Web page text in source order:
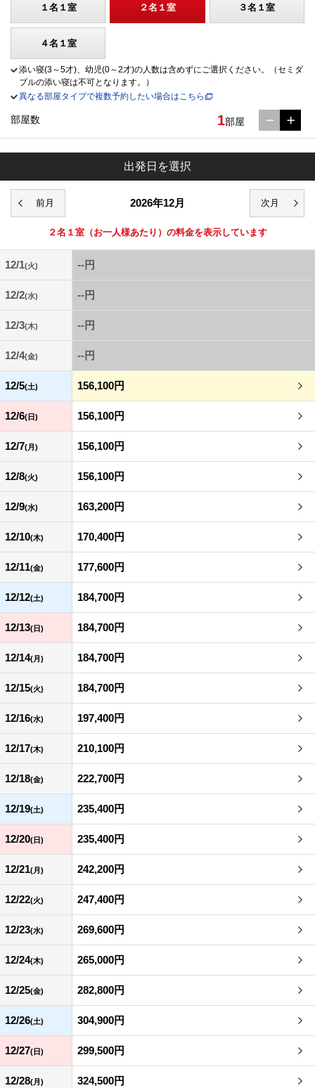
１名１室 ２名１室 ３名１室
４名１室
添い寝(3～5才)、幼児(0～2才)の人数は含めずにご選択ください。（セミダ
ブルの添い寝は不可となります。）
異なる部屋タイプで複数予約したい場合はこちら
部屋数 1部屋
出発日を選択
2026年12月
２名１室 （お一人様あたり）の料金を表示しています
12/1(火) --円
12/2(水) --円
12/3(木) --円
12/4(金) --円
12/5(土) 156,100円
12/6(日) 156,100円
12/7(月) 156,100円
12/8(火) 156,100円
12/9(水) 163,200円
12/10(木) 170,400円
12/11(金) 177,600円
12/12(土) 184,700円
12/13(日) 184,700円
12/14(月) 184,700円
12/15(火) 184,700円
12/16(水) 197,400円
12/17(木) 210,100円
12/18(金) 222,700円
12/19(土) 235,400円
12/20(日) 235,400円
12/21(月) 242,200円
12/22(火) 247,400円
12/23(水) 269,600円
12/24(木) 265,000円
12/25(金) 282,800円
12/26(土) 304,900円
12/27(日) 299,500円
12/28(月) 324,500円